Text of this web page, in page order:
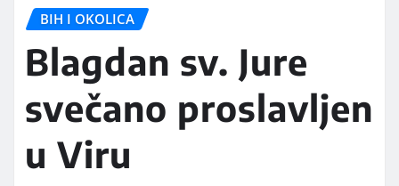
BIH I OKOLICA
Blagdan sv. Jure
svečano proslavljen
u Viru